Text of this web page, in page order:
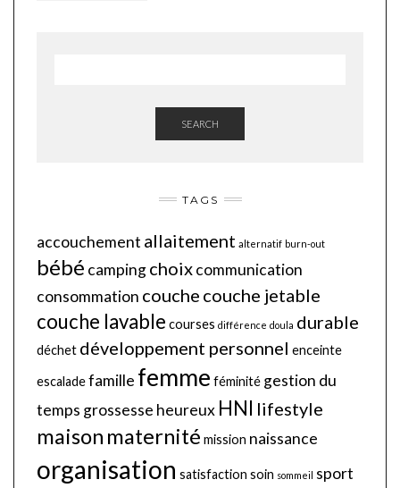
SEARCH
TAGS
accouchement allaitement alternatif burn-out
bébé campingchoixcommunication
consommation couche couche jetable
couche lavable courses différence doula durable
déchet développement personnel enceinte
escaladefamille femme féminité gestion du
temps grossesse heureux HNI lifestyle
maison maternité mission naissance
organisation satisfaction soin sommeil sport